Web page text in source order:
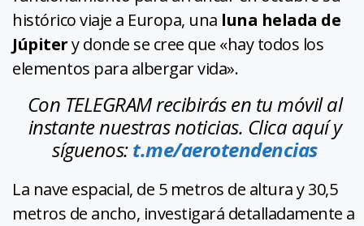
histórico viaje a Europa, una luna helada de
Júpitery donde se cree que «hay todos los
elementos para albergar vida».
Con TELEGRAM recibirás en tu móvil al
instante nuestras noticias. Clica aquí y
síguenos:t.me/aerotendencias
La nave espacial, de 5 metros de altura y 30,5
metros de ancho, investigará detalladamente a